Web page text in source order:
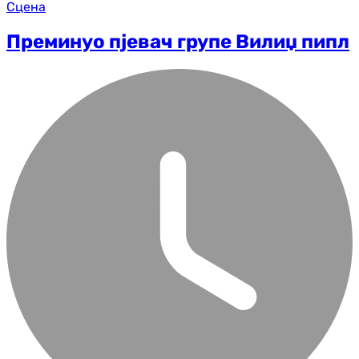
Сцена
Преминуо пјевач групе Вилиџ пипл